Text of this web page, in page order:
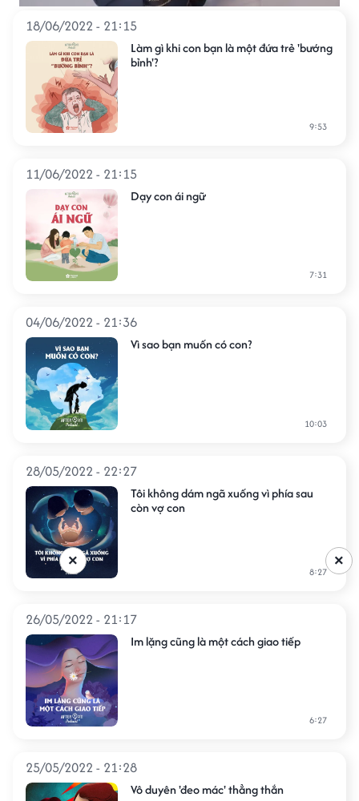
18/06/2022 - 21:15
Làm gì khi con bạn là một đứa trẻ 'bướng
bỉnh'?
9:53
11/06/2022 - 21:15
Dạy con ái ngữ
7:31
04/06/2022 - 21:36
Vì sao bạn muốn có con?
10:03
28/05/2022 - 22:27
Tôi không dám ngã xuống vì phía sau
còn vợ con
8:27
26/05/2022 - 21:17
Im lặng cũng là một cách giao tiếp
6:27
25/05/2022 - 21:28
Vô duyên 'đeo mác' thẳng thắn
×
×